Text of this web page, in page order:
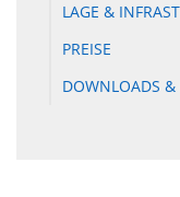
LAGE &
PREISE
DOWNLOADS &